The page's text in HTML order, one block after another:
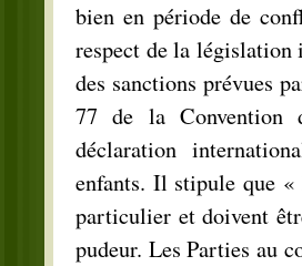
bien en période de
respect de la
des sanctions prévues
77 de la Convention
déclaration
enfants. Il stipule que «
particulier et doivent
pudeur. Les Parties au